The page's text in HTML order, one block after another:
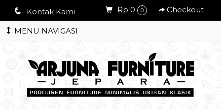
q Kontak Kami Rp 0 0 Checkout
MENU NAVIGASI